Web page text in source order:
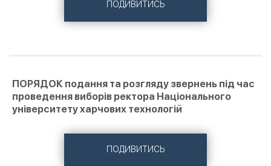
ПОДИВИТИСЬ
ПОРЯДОК подання та розгляду звернень під час
проведення виборів ректора Національного
університету харчових технологій
ПОДИВИТИСЬ